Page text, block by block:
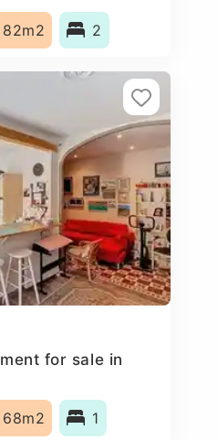
82m2 2
for sale in
68m2 1